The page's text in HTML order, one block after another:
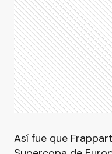
Así fue que